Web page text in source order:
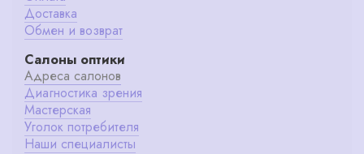
Доставка
Обмен и возврат
Салоны оптики
Адреса салонов
Диагностика зрения
Мастерская
Уголок потребителя
Наши специалисты